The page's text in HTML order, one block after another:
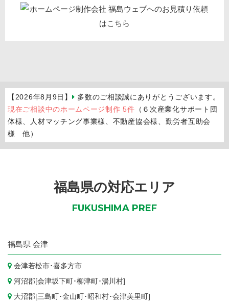
【2026年8月9日】
多数のご相談誠にありがとうございます。
現在ご相談中のホームページ制作 5件 （６次産業化サポート団
体様、人材マッチング事業様、不動産協会様、勤労者互助会
様 他）
福島県の対応エリア
FUKUSHIMA PREF
福島県 会津
会津若松市･喜多方市
河沼郡[会津坂下町 ･柳津町 ･湯川村]
大沼郡[三島町 ･金山町 ･ 昭和村･会津美里町 ]